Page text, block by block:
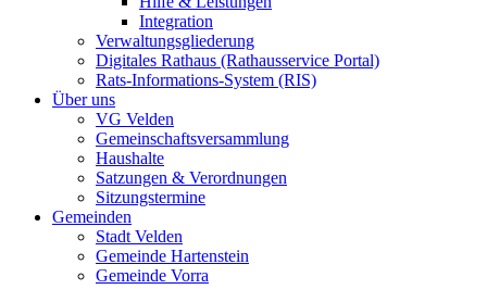
Integration
Verwaltungsgliederung
Digitales Rathaus (Rathausservice Portal)
Rats-Informations-System (RIS)
Über uns
VG Velden
Gemeinschaftsversammlung
Haushalte
Satzungen & Verordnungen
Sitzungstermine
Gemeinden
Stadt Velden
Gemeinde Hartenstein
Gemeinde Vorra